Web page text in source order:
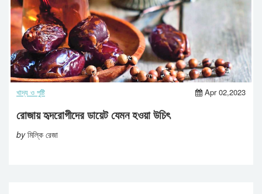
খাদ্য ও পুষ্টি Apr 02,2023
রোজায় হৃদরোগীদের ডায়েট যেমন হওয়া উচিৎ
byমিল্কি রেজা